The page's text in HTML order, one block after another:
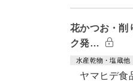
花かつお・
ク発…
水産乾物・塩蔵他
ヤマヒデ食